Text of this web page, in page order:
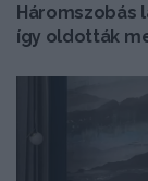
Háromszobás
így oldották